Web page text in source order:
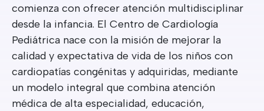
comienza con ofrecer atención multidisciplinar
desde la infancia. El Centro de Cardiología
Pediátrica nace con la misión de mejorar la
calidad y expectativa de vida de los niños con
cardiopatías congénitas y adquiridas, mediante
un modelo integral que combina atención
médica de alta especialidad, educación,